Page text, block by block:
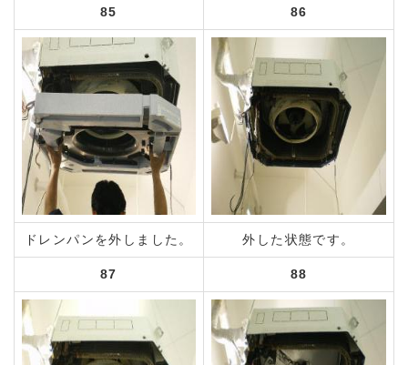
85 86
ドレンパンを外しました。 外した状態です。
87 88